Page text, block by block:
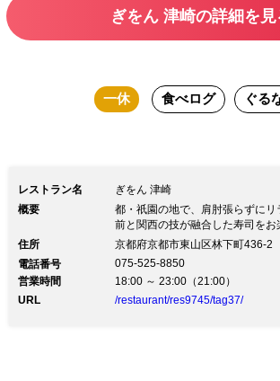
す。お酒に合う一品料
ぎをん 津崎の詳細を見
一休 食べログ ぐる
レストラン名
ぎをん 津崎
概要
都・祇園の地で、肩肘張らずに
前と関西の技が融合した寿司をお
住所
京都府京都市東山区林下町436-2
電話番号
075-525-8850
営業時間
18:00 ～ 23:00（21:00）
URL
/restaurant/res9745/tag37/